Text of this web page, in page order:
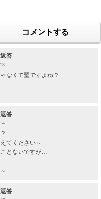
コメントする
答
なくて鑿ですよね？
答
てください～
とないですが…
答